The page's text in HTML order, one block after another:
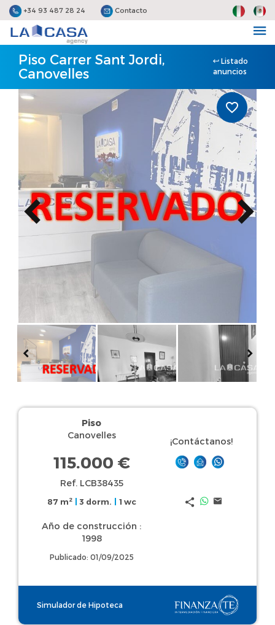
+34 93 487 28 24 Contacto
Piso Carrer Sant Jordi,
Canovelles
Listado
anuncios
Piso
Canovelles
115.000 €
Ref. LCB38435
87 m2 3 dorm. 1 wc
Año de construcción :
1998
Publicado: 01/09/2025
¡Contáctanos!
Simulador de Hipoteca